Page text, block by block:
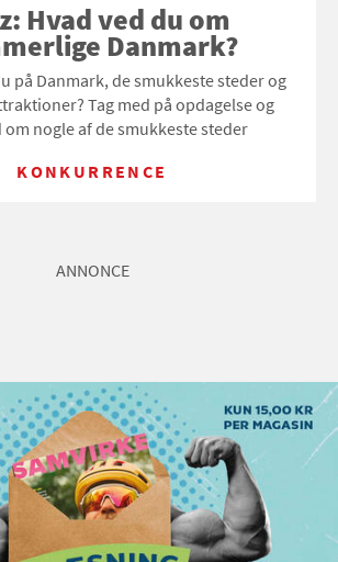
Hvad ved du om
Danmark?
på Danmark, de smukkeste steder og
Tag med på opdagelse og
nogle af de smukkeste steder
KONKURRENCE
ANNONCE